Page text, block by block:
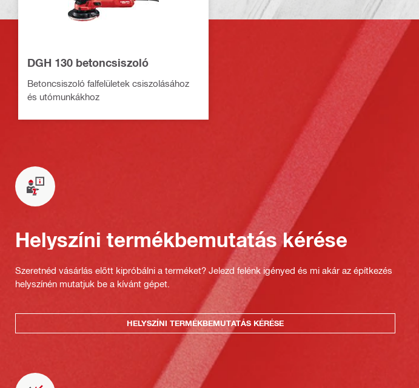
DGH 130 betoncsiszoló
Betoncsiszoló falfelületek csiszolásához
és utómunkákhoz
Helyszíni termékbemutatás kérése
Szeretnéd vásárlás előtt kipróbálni a terméket? Jelezd felénk igényed és mi akár az építkezés
helyszínén mutatjuk be a kívánt gépet.
HELYSZÍNI TERMÉKBEMUTATÁS KÉRÉSE